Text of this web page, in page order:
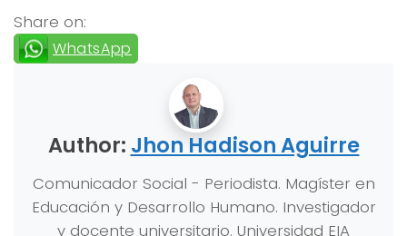
Share on:
WhatsApp
Author: Jhon Hadison Aguirre
Comunicador Social - Periodista. Magíster en
Educación y Desarrollo Humano. Investigador
y docente universitario. Universidad EIA